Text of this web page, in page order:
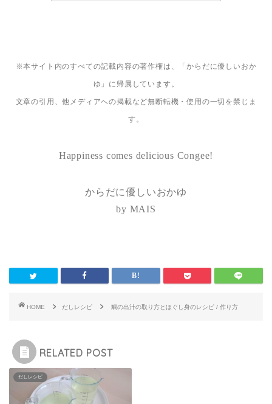
※本サイト内のすべての記載内容の著作権は、「からだに優しいおか
ゆ」に帰属しています。
文章の引用、他メディアへの掲載など無断転機・使用の一切を禁じま
す。
Happiness comes delicious Congee!
からだに優しいおかゆ
by MAIS
HOME だしレシピ 鯛の出汁の取り方とほぐし身のレシピ / 作り方
RELATED POST
だしレシピ